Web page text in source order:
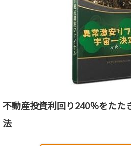
不動産投資利回り240％をたた
法